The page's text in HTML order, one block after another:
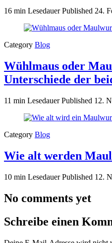
16 min LesedauerPublished 24.
Category Blog
Wühlmaus oder
Unterschiede der
11 min LesedauerPublished 12.
Category Blog
Wie alt werden
10 min LesedauerPublished 12.
No comments yet
Schreibe einen